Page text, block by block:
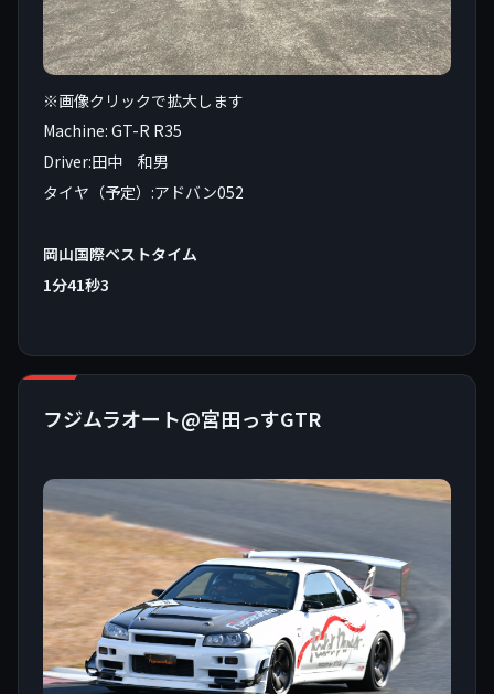
※画像クリックで拡大します
Machine: GT-R R35
Driver:田中 和男
タイヤ（予定）:アドバン052
岡山国際ベストタイム
1分41秒3
フジムラオート@宮田っすGTR